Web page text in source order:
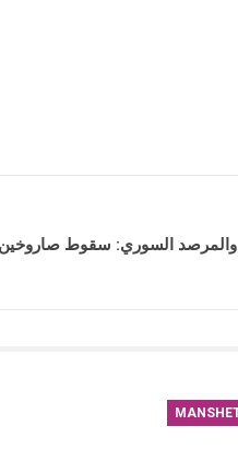
والمرصد السوري: سقوط